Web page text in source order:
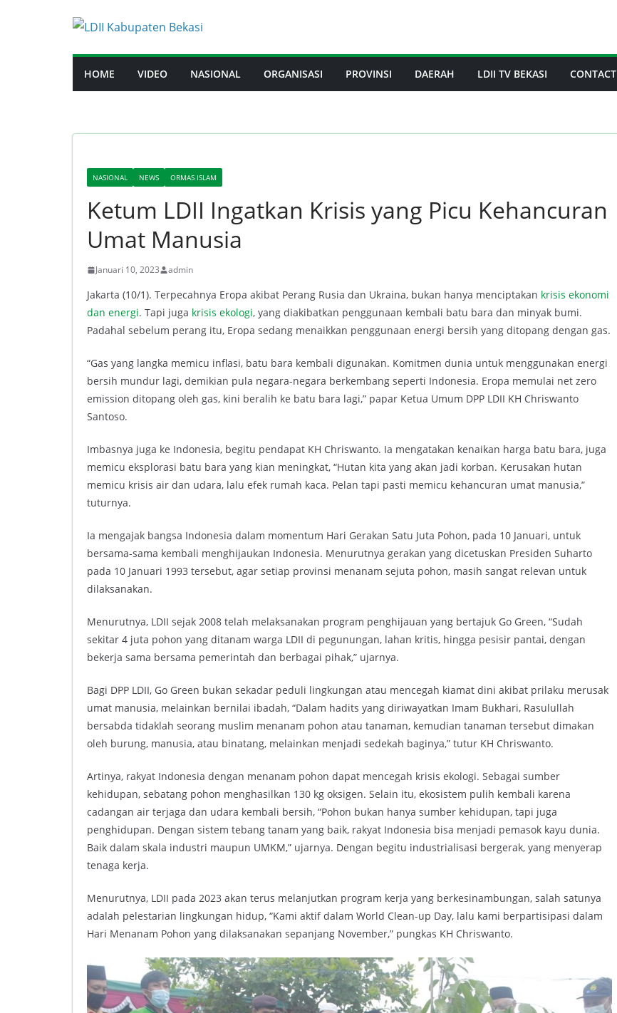
HOME VIDEO NASIONAL ORGANISASI PROVINSI DAERAH LDII TV BEKASI CONTACT
NASIONAL NEWS ORMAS ISLAM
Ketum LDII Ingatkan Krisis yang Picu Kehancuran
Umat Manusia
Januari 10, 2023 admin
Jakarta (10/1). Terpecahnya Eropa akibat Perang Rusia dan Ukraina, bukan hanya menciptakan krisis ekonomi
dan energi. Tapi juga krisis ekologi, yang diakibatkan penggunaan kembali batu bara dan minyak bumi.
Padahal sebelum perang itu, Eropa sedang menaikkan penggunaan energi bersih yang ditopang dengan gas.
“Gas yang langka memicu inflasi, batu bara kembali digunakan. Komitmen dunia untuk menggunakan energi
bersih mundur lagi, demikian pula negara-negara berkembang seperti Indonesia. Eropa memulai net zero
emission ditopang oleh gas, kini beralih ke batu bara lagi,” papar Ketua Umum DPP LDII KH Chriswanto
Santoso.
Imbasnya juga ke Indonesia, begitu pendapat KH Chriswanto. Ia mengatakan kenaikan harga batu bara, juga
memicu eksplorasi batu bara yang kian meningkat, “Hutan kita yang akan jadi korban. Kerusakan hutan
memicu krisis air dan udara, lalu efek rumah kaca. Pelan tapi pasti memicu kehancuran umat manusia,”
tuturnya.
Ia mengajak bangsa Indonesia dalam momentum Hari Gerakan Satu Juta Pohon, pada 10 Januari, untuk
bersama-sama kembali menghijaukan Indonesia. Menurutnya gerakan yang dicetuskan Presiden Suharto
pada 10 Januari 1993 tersebut, agar setiap provinsi menanam sejuta pohon, masih sangat relevan untuk
dilaksanakan.
Menurutnya, LDII sejak 2008 telah melaksanakan program penghijauan yang bertajuk Go Green, “Sudah
sekitar 4 juta pohon yang ditanam warga LDII di pegunungan, lahan kritis, hingga pesisir pantai, dengan
bekerja sama bersama pemerintah dan berbagai pihak,” ujarnya.
Bagi DPP LDII, Go Green bukan sekadar peduli lingkungan atau mencegah kiamat dini akibat prilaku merusak
umat manusia, melainkan bernilai ibadah, “Dalam hadits yang diriwayatkan Imam Bukhari, Rasulullah
bersabda tidaklah seorang muslim menanam pohon atau tanaman, kemudian tanaman tersebut dimakan
oleh burung, manusia, atau binatang, melainkan menjadi sedekah baginya,” tutur KH Chriswanto.
Artinya, rakyat Indonesia dengan menanam pohon dapat mencegah krisis ekologi. Sebagai sumber
kehidupan, sebatang pohon menghasilkan 130 kg oksigen. Selain itu, ekosistem pulih kembali karena
cadangan air terjaga dan udara kembali bersih, “Pohon bukan hanya sumber kehidupan, tapi juga
penghidupan. Dengan sistem tebang tanam yang baik, rakyat Indonesia bisa menjadi pemasok kayu dunia.
Baik dalam skala industri maupun UMKM,” ujarnya. Dengan begitu industrialisasi bergerak, yang menyerap
tenaga kerja.
Menurutnya, LDII pada 2023 akan terus melanjutkan program kerja yang berkesinambungan, salah satunya
adalah pelestarian lingkungan hidup, “Kami aktif dalam World Clean-up Day, lalu kami berpartisipasi dalam
Hari Menanam Pohon yang dilaksanakan sepanjang November,” pungkas KH Chriswanto.